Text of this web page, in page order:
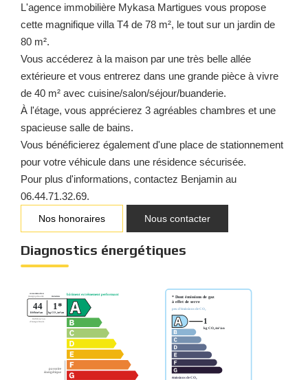
L'agence immobilière Mykasa Martigues vous propose
cette magnifique villa T4 de 78 m², le tout sur un jardin de
80 m².
Vous accéderez à la maison par une très belle allée
extérieure et vous entrerez dans une grande pièce à vivre
de 40 m² avec cuisine/salon/séjour/buanderie.
À l'étage, vous apprécierez 3 agréables chambres et une
spacieuse salle de bains.
Vous bénéficierez également d'une place de stationnement
pour votre véhicule dans une résidence sécurisée.
Pour plus d'informations, contactez Benjamin au
06.44.71.32.69.
Nos honoraires Nous contacter
Diagnostics énergétiques